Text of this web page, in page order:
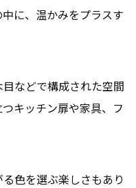
に、温かみをプラスす
などで構成された空間
キッチン扉や家具、フ
色を選ぶ楽しさもあり